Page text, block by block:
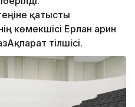
қатысты
көмекшісі Ерлан Қарин
тілшісі.